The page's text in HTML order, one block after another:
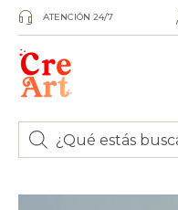
ATENCIÓN 24/7